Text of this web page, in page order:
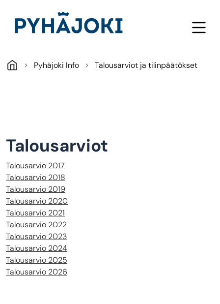
Pyhäjoki Info Talousarviot ja tilinpäätökset
Talousarviot
Talousarvio 2017
Talousarvio 2018
Talousarvio 2019
Talousarvio 2020
Talousarvio 2021
Talousarvio 2022
Talousarvio 2023
Talousarvio 2024
Talousarvio 2025
Talousarvio 2026